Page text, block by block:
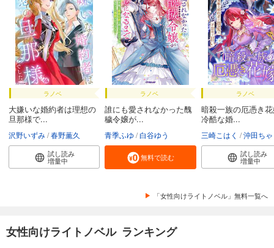
ラノベ
大嫌いな婚約者は理想の
旦那様で...
沢野いずみ 春野薫久
試し読み
増量中
ラノベ
誰にも愛されなかった醜
穢令嬢が...
青季ふゆ 白谷ゆう
無料で読む
ラノベ
暗殺一族の厄憑き
冷酷な婚...
三崎こはく 沖田ち
試し読み
増量中
「女性向けライトノベル」無料一覧へ
女性向けライトノベル ランキング